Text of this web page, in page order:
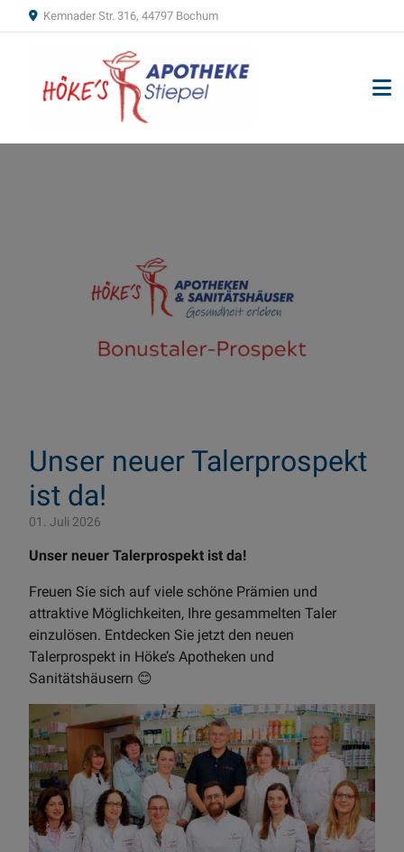
Kemnader Str. 316, 44797 Bochum
Unser neuer Talerprospekt
ist da!
01. Juli 2026
Unser neuer Talerprospekt ist da!
Freuen Sie sich auf viele schöne Prämien und
attraktive Möglichkeiten, Ihre gesammelten Taler
einzulösen. Entdecken Sie jetzt den neuen
Talerprospekt in Höke’s Apotheken und
Sanitätshäusern 😊